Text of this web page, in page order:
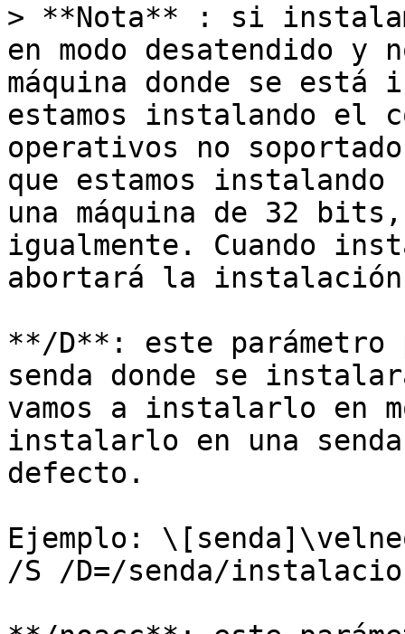
> **Nota** : si
en modo desatendido y
máquina donde se
estamos instalando el
operativos no
que estamos
una máquina de 32
igualmente. Cuando
abortará la
**/D**: este
senda donde se
vamos a instalarlo en
instalarlo en una
defecto.
Ejemplo:
/S /D=/senda/